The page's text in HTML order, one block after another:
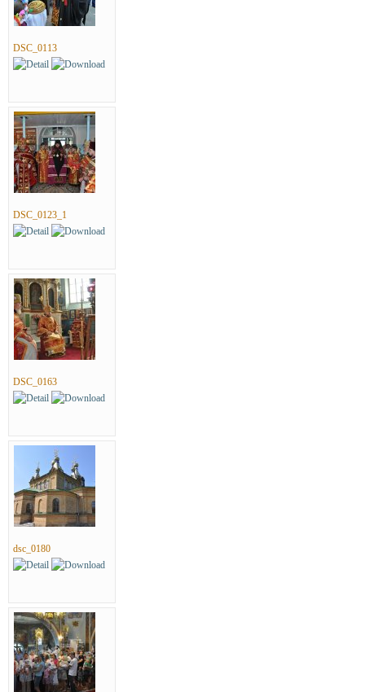
DSC_0113
DSC_0123_1
DSC_0163
dsc_0180